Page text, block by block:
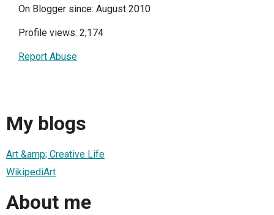
On Blogger since: August 2010
Profile views: 2,174
Report Abuse
My blogs
Art &amp; Creative Life
WikipediArt
About me